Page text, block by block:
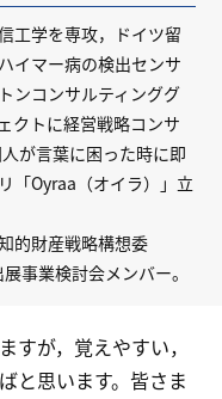
工学を専攻，ドイツ留
イマー病の検出センサ
ンコンサルティンググ
クトに経営戦略コンサ
が言葉に困った時に即
「Oyraa（オイラ）」立
的財産戦略構想委
事業検討会メンバー。
が，覚えやすい，
と思います。皆さま